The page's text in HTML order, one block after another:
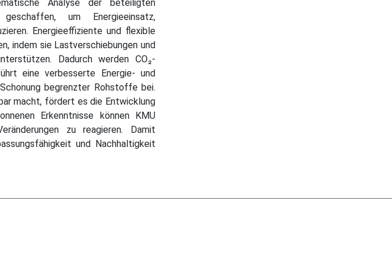
Analyse der beteiligten
um Energieeinsatz,
Energieeffiziente und flexible
indem sie Lastverschiebungen und
Dadurch werden CO₂-
eine verbesserte Energie- und
begrenzter Rohstoffe bei.
macht, fördert es die Entwicklung
Erkenntnisse können KMU
zu reagieren. Damit
und Nachhaltigkeit